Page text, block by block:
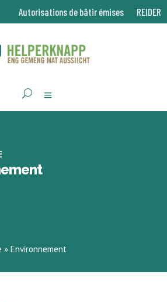
Autorisations de bâtir émises REIDER
» Environnement